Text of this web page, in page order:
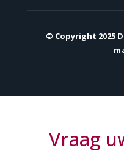
© Copyright 2025
Vraag